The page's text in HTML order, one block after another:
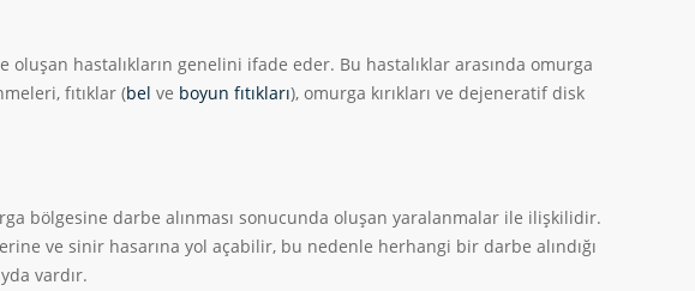
hastalıkların genelini ifade eder. Bu hastalıklar arasında omurga
fıtıklar (bel ve boyun fıtıkları), omurga kırıkları ve dejeneratif disk
bölgesine darbe alınması sonucunda oluşan yaralanmalar ile ilişkilidir.
ve sinir hasarına yol açabilir, bu nedenle herhangi bir darbe alındığı
vardır.